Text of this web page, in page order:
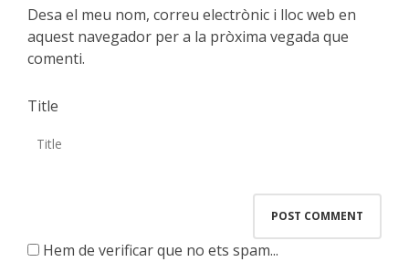
Desa el meu nom, correu electrònic i lloc web en
aquest navegador per a la pròxima vegada que
comenti.
Title
Hem de verificar que no ets spam...